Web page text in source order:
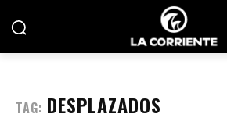
TAG: DESPLAZADOS